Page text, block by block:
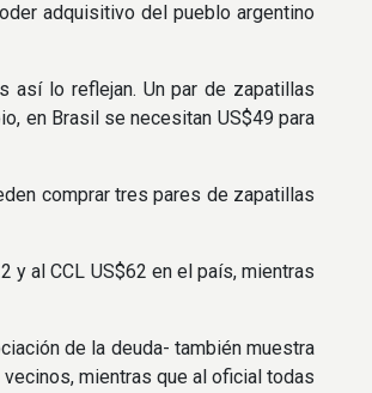
adquisitivo del pueblo argentino
lo reflejan. Un par de zapatillas
en Brasil se necesitan US$49 para
comprar tres pares de zapatillas
al CCL US$62 en el país, mientras
de la deuda- también muestra
mientras que al oficial todas